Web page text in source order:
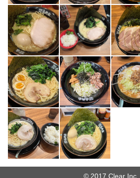
© 2017 Clear Inc.